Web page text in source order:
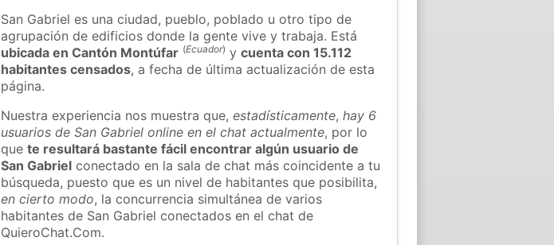
San Gabriel es una ciudad, pueblo, poblado u otro tipo de
agrupación de edificios donde la gente vive y trabaja. Está
ubicada en Cantón Montúfar (Ecuador) ycuenta con 15.112
habitantes censados, a fecha de última actualización de esta
página.
Nuestra experiencia nos muestra que,estadísticamente,hay 6
usuarios de San Gabriel online en el chat actualmente, por lo
quete resultará bastante fácil encontrar algún usuario de
San Gabriel conectado en la sala de chat más coincidente a tu
búsqueda, puesto que es un nivel de habitantes que posibilita,
en cierto modo, la concurrencia simultánea de varios
habitantes de San Gabriel conectados en el chat de
QuieroChat.Com.